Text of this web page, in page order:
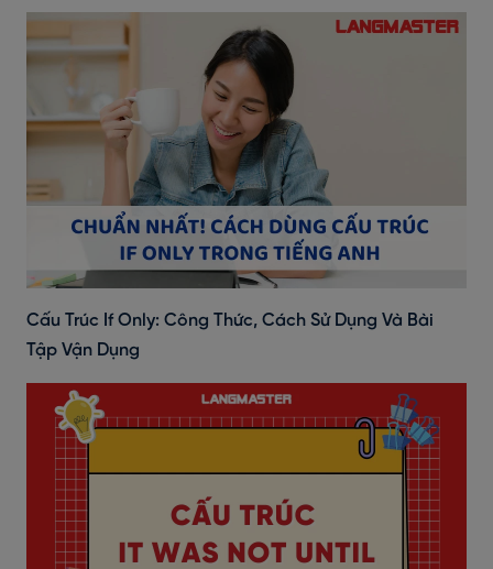
Cấu Trúc If Only: Công Thức, Cách Sử Dụng Và Bài
Tập Vận Dụng